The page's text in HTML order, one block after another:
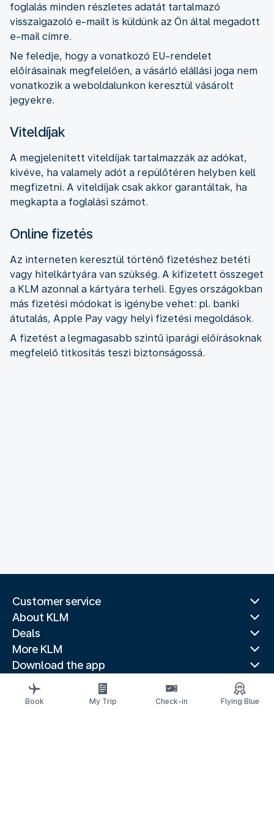
foglalás minden részletes adatát tartalmazó
visszaigazoló e-mailt is küldünk az Ön által megadott
e-mail címre.
Ne feledje, hogy a vonatkozó EU-rendelet
előírásainak megfelelően, a vásárló elállási joga nem
vonatkozik a weboldalunkon keresztül vásárolt
jegyekre.
Viteldíjak
A megjelenített viteldíjak tartalmazzák az adókat,
kivéve, ha valamely adót a repülőtéren helyben kell
megfizetni. A viteldíjak csak akkor garantáltak, ha
megkapta a foglalási számot.
Online fizetés
Az interneten keresztül történő fizetéshez betéti
vagy hitelkártyára van szükség. A kifizetett összeget
a KLM azonnal a kártyára terheli. Egyes országokban
más fizetési módokat is igénybe vehet: pl. banki
átutalás, Apple Pay vagy helyi fizetési megoldások.
A fizetést a legmagasabb szintű iparági előírásoknak
megfelelő titkosítás teszi biztonságossá.
Customer service
About KLM
Deals
More KLM
Download the app
Related websites
Travel guides
Book My Trip Check-in Flying Blue